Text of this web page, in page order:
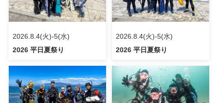
2026.8.4(火)-5(水)
2026 平日夏祭り
2026.8.4(火)-5(水)
2026 平日夏祭り